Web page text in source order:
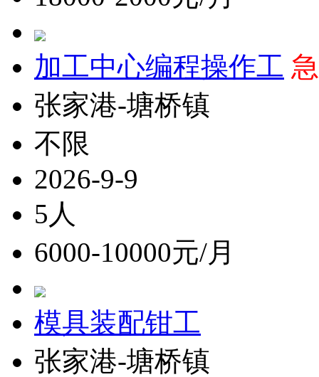
加工中心编程操作工
张家港-塘桥镇
不限
2026-9-9
5人
6000-10000元/月
模具装配钳工
张家港-塘桥镇